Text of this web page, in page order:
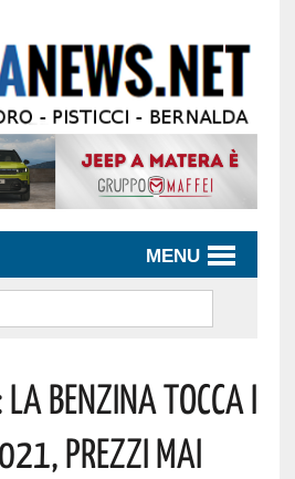
MENU
Benzina Tocca I
Prezzi Mai